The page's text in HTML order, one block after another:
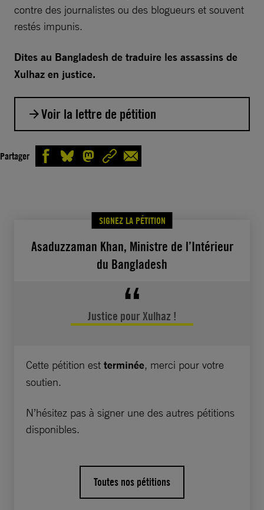
contre des journalistes ou des blogueurs et souvent
restés impunis.
Dites au Bangladesh de traduire les assassins de
Xulhaz en justice.
Voir la lettre de pétition
Monsieur le Ministre,
domicile en avril 2016. Bien qu’il y ait des
témoins et de nombreuses preuves, l’enquête
policière est au point mort et les meurtriers
n’ont pas été inquiétés.
comptes pour ces assassinats a créé un climat
militent pour les droits des personnes LGBTI.
Ces personnes ne peuvent pas s’exprimer
craignant d’être elles aussi attaquées sans que
le gouvernement ne fasse quoi que ce soit
Monsieur le Ministre, au vu de ce climat
d’impunité, nous vous demandons de veiller à
Partager
SIGNEZ LA PÉTITION
Asaduzzaman Khan, Ministre de l’Intérieur
du Bangladesh
Justice pour Xulhaz !
Cette pétition est terminée, merci pour votre
soutien.
N’hésitez pas à signer une des autres pétitions
disponibles.
Toutes nos pétitions